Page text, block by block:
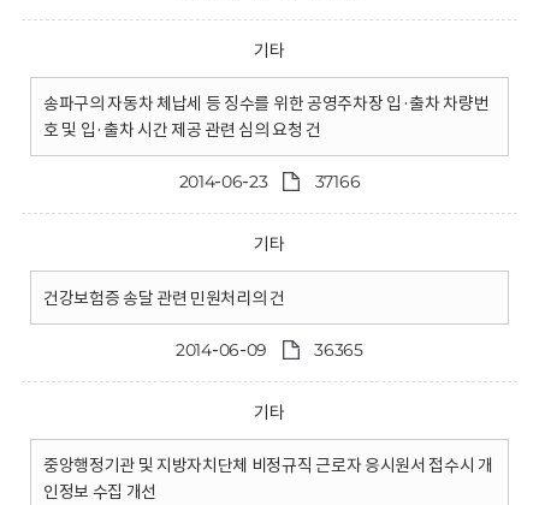
기타
송파구의 자동차 체납세 등 징수를 위한 공영주차장 입·출차 차량번
호 및 입·출차 시간 제공 관련 심의 요청 건
2014-06-23 37166
기타
건강보험증 송달 관련 민원처리의 건
2014-06-09 36365
기타
중앙행정기관 및 지방자치단체 비정규직 근로자 응시원서 접수시 개
인정보 수집 개선